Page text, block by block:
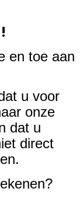
en toe aan
u voor
onze
dat u
direct